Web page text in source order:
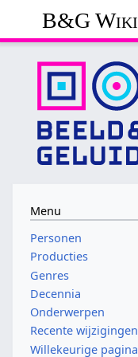
B&G Wiki
Menu
Personen
Producties
Genres
Decennia
Onderwerpen
Recente wijzigingen
Willekeurige pagina